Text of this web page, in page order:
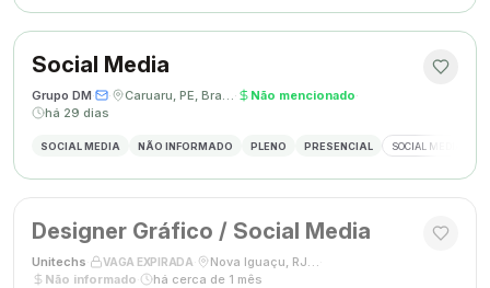
Social Media
Grupo DM· · Caruaru, PE, Brasil· Não mencionado·
há 29 dias
SOCIAL MEDIA NÃO INFORMADO PLENO PRESENCIAL SOCIAL MEDIA
Designer Gráfico / Social Media
Unitechs VAGA EXPIRADA Nova Iguaçu, RJ, Brasil
Não informado
há cerca de 1 mês